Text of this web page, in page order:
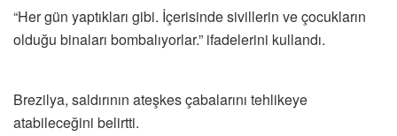
“Her gün yaptıkları gibi. İçerisinde sivillerin ve çocukların
olduğu binaları bombalıyorlar.” ifadelerini kullandı.
Brezilya, saldırının ateşkes çabalarını tehlikeye
atabileceğini belirtti.